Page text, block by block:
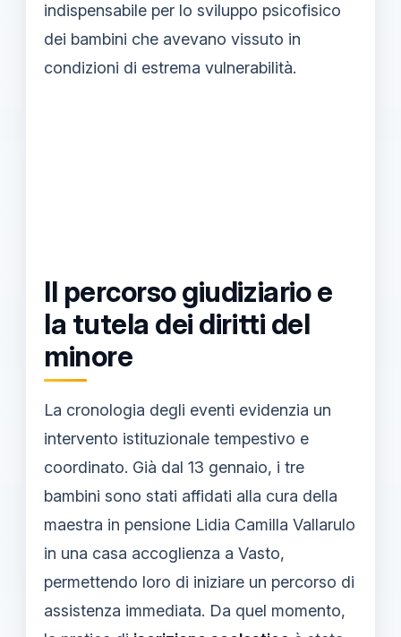
indispensabile per lo sviluppo psicofisico
dei bambini che avevano vissuto in
condizioni di estrema vulnerabilità.
Il percorso giudiziario e
la tutela dei diritti del
minore
La cronologia degli eventi evidenzia un
intervento istituzionale tempestivo e
coordinato. Già dal 13 gennaio, i tre
bambini sono stati affidati alla cura della
maestra in pensione Lidia Camilla Vallarulo
in una casa accoglienza a Vasto,
permettendo loro di iniziare un percorso di
assistenza immediata. Da quel momento,